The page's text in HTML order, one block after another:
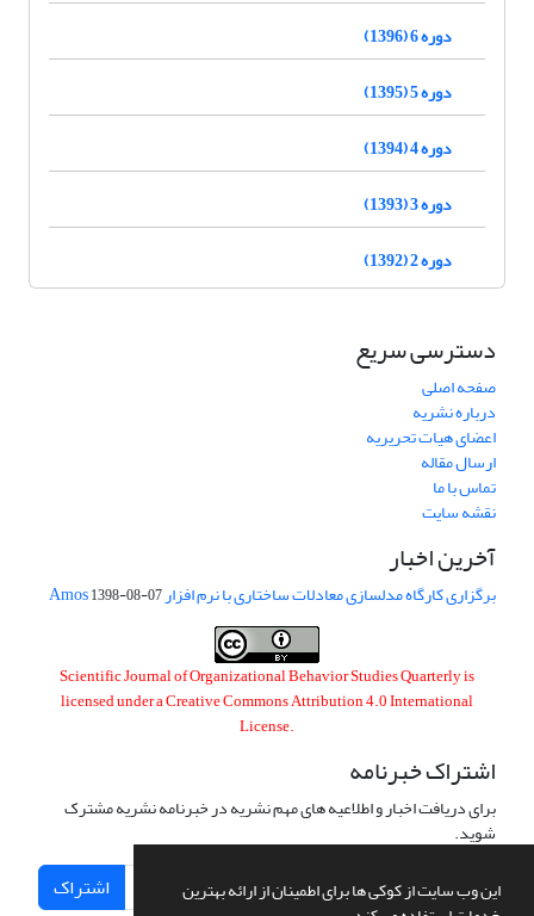
این وب سایت از کوکی ها برای اطمینان از ارائه بهترین
دوره 6 (1396)
دوره 5 (1395)
دوره 4 (1394)
دوره 3 (1393)
دوره 2 (1392)
دسترسی سریع
صفحه اصلی
درباره نشریه
اعضای هیات تحریریه
ارسال مقاله
تماس با ما
نقشه سایت
آخرین اخبار
برگزاری کارگاه مدلسازی معادلات ساختاری با نرم افزار Amos1398-08-07
Scientific Journal of Organizational Behavior Studies Quarterly is
licensed under aCreative Commons Attribution 4.0 International
License.
اشتراک خبرنامه
برای دریافت اخبار و اطلاعیه های مهم نشریه در خبرنامه نشریه مشترک
شوید.
اشتراک